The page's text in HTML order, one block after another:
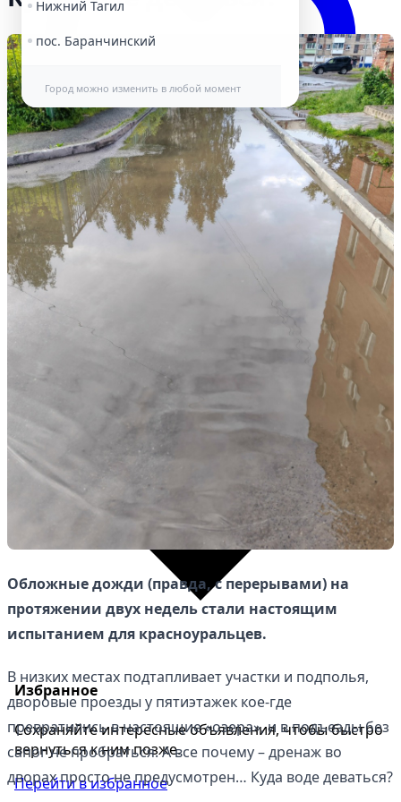
Нижний Тагил
пос. Баранчинский
Город можно изменить в любой момент
Избранное
Избранное
Сохраняйте интересные объявления, чтобы быстро
вернуться к ним позже.
Перейти в избранное
Обложные дожди (правда, с перерывами) на
протяжении двух недель стали настоящим
испытанием для красноуральцев.
В низких местах подтапливает участки и подполья,
дворовые проезды у пятиэтажек кое-где
превратились в настоящие «озера», и в подъезды без
сапог не пробраться. А все почему – дренаж во
дворах просто не предусмотрен… Куда воде деваться?